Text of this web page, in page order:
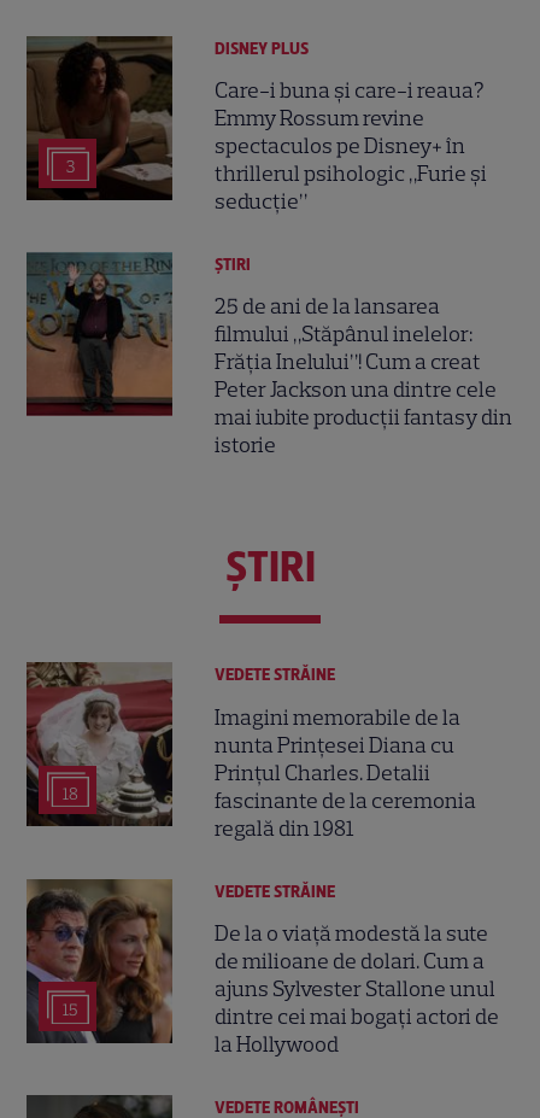
3
DISNEY PLUS
Care-i buna și care-i reaua?
Emmy Rossum revine
spectaculos pe Disney+ în
thrillerul psihologic „Furie și
seducție”
ȘTIRI
25 de ani de la lansarea
filmului „Stăpânul inelelor:
Frăția Inelului”! Cum a creat
Peter Jackson una dintre cele
mai iubite producții fantasy din
istorie
ŞTIRI
18
VEDETE STRĂINE
Imagini memorabile de la
nunta Prințesei Diana cu
Prințul Charles. Detalii
fascinante de la ceremonia
regală din 1981
15
VEDETE STRĂINE
De la o viață modestă la sute
de milioane de dolari. Cum a
ajuns Sylvester Stallone unul
dintre cei mai bogați actori de
la Hollywood
VEDETE ROMÂNEŞTI